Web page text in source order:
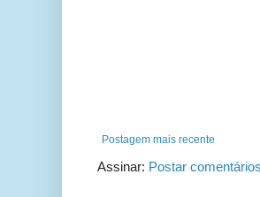
Postagem mais recente
Assinar: Postar